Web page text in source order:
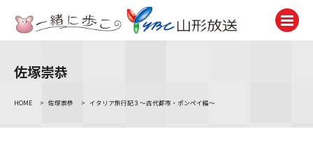
佐塚崇恭
HOME > 佐塚崇恭 > イタリア旅行記３～古代都市・ポンペイ編～